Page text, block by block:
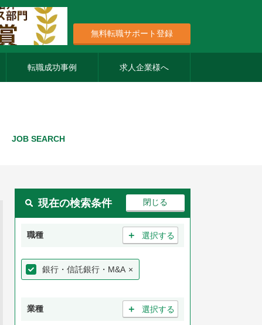
無料転職サポート登録
転職成功事例 求人企業様へ
JOB SEARCH
現在の検索条件
職種 ＋ 選択する
銀行・信託銀行・M&A ×
業種 ＋ 選択する